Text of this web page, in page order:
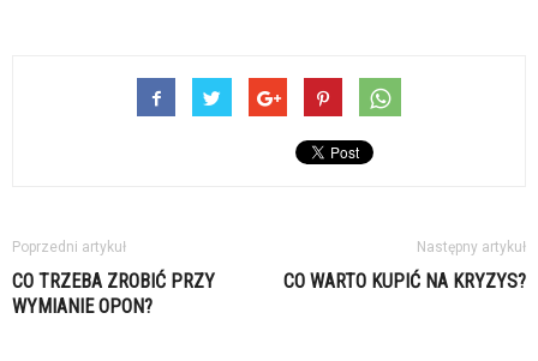
Poprzedni artykuł
CO TRZEBA ZROBIĆ PRZY
WYMIANIE OPON?
Następny artykuł
CO WARTO KUPIĆ NA KRYZYS?